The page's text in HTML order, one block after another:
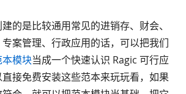
的是比较通用常见的进销存、财会、
案管理、行政应用的话，可以把我们
模块当成一个快速认识 Ragic 可行应
接免费安装这些范本来玩玩看，如果